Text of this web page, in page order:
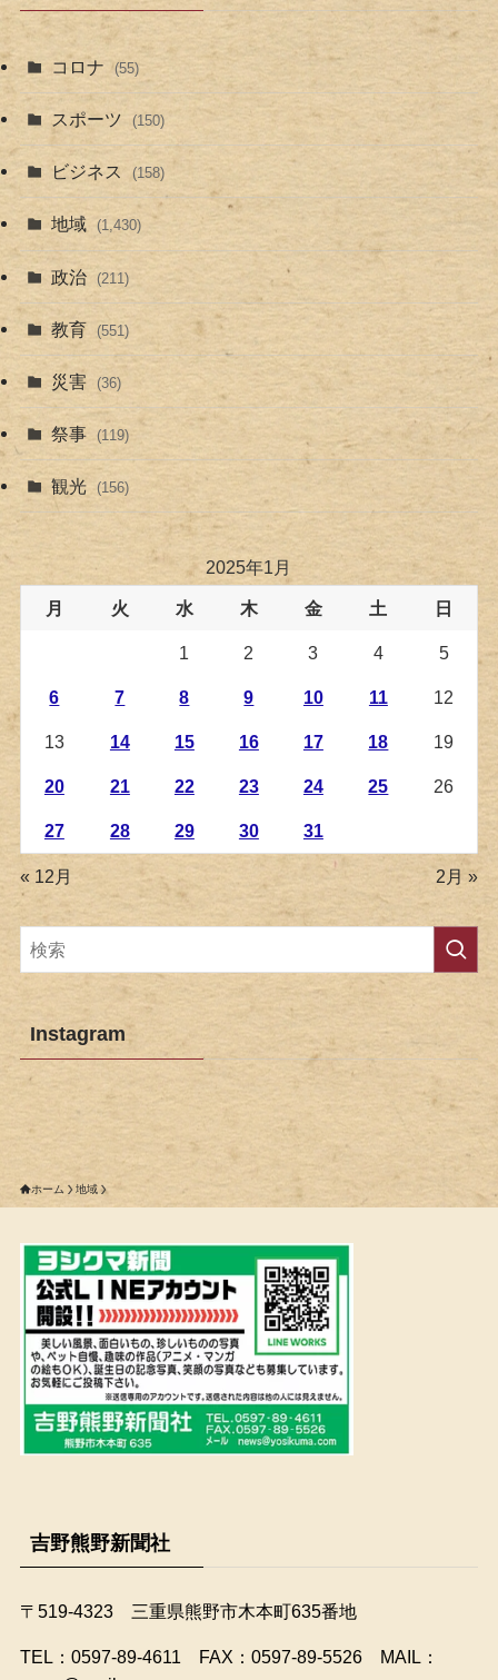
コロナ (55)
スポーツ (150)
ビジネス (158)
地域 (1,430)
政治 (211)
教育 (551)
災害 (36)
祭事 (119)
観光 (156)
2025年1月
月 火 水 木 金 土 日
1 2 3 4 5
6 7 8 9 10 11 12
13 14 15 16 17 18 19
20 21 22 23 24 25 26
27 28 29 30 31
« 12月 2月 »
Instagram
ホーム 地域
吉野熊野新聞社
〒519-4323 三重県熊野市木本町635番地
​TEL：0597-89-4611 FAX：0597-89-5526 MAIL：